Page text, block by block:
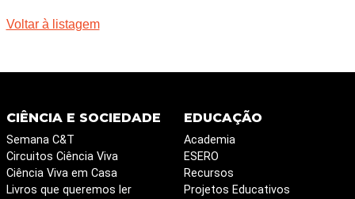
Voltar à listagem
CIÊNCIA E SOCIEDADE
Semana C&T
Circuitos Ciência Viva
Ciência Viva em Casa
Livros que queremos ler
EDUCAÇÃO
Academia
ESERO
Recursos
Projetos Educativos